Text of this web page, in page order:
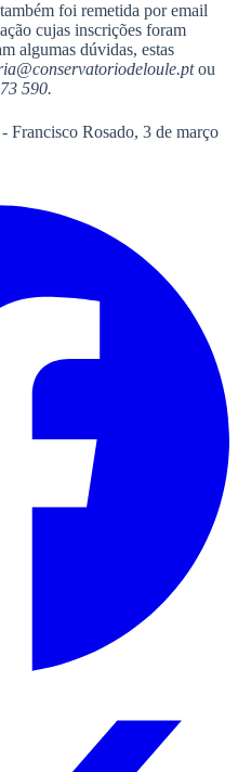
foi remetida por email
cujas inscrições foram
algumas dúvidas, estas
ou
590.
Francisco Rosado, 3 de março